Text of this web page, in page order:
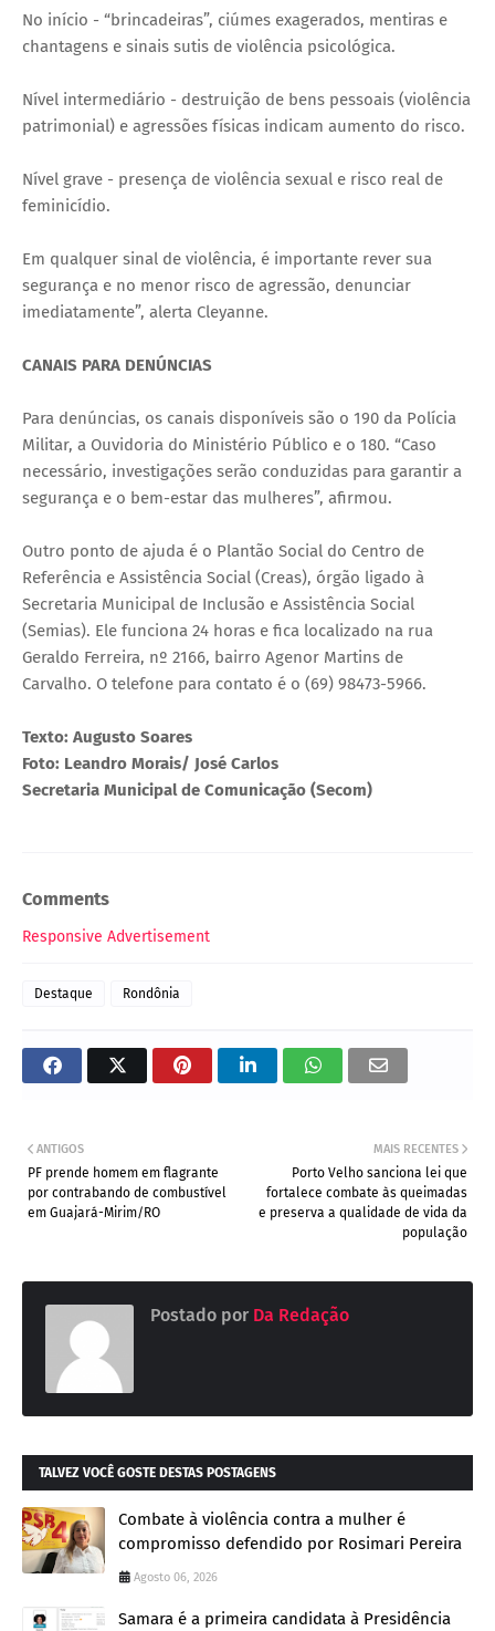
No início - “brincadeiras”, ciúmes exagerados, mentiras e
chantagens e sinais sutis de violência psicológica.
Nível intermediário - destruição de bens pessoais (violência
patrimonial) e agressões físicas indicam aumento do risco.
Nível grave - presença de violência sexual e risco real de
feminicídio.
Em qualquer sinal de violência, é importante rever sua
segurança e no menor risco de agressão, denunciar
imediatamente”, alerta Cleyanne.
CANAIS PARA DENÚNCIAS
Para denúncias, os canais disponíveis são o 190 da Polícia
Militar, a Ouvidoria do Ministério Público e o 180. “Caso
necessário, investigações serão conduzidas para garantir a
segurança e o bem-estar das mulheres”, afirmou.
Outro ponto de ajuda é o Plantão Social do Centro de
Referência e Assistência Social (Creas), órgão ligado à
Secretaria Municipal de Inclusão e Assistência Social
(Semias). Ele funciona 24 horas e fica localizado na rua
Geraldo Ferreira, nº 2166, bairro Agenor Martins de
Carvalho. O telefone para contato é o (69) 98473-5966.
Texto: Augusto Soares
Foto: Leandro Morais/ José Carlos
Secretaria Municipal de Comunicação (Secom)
Comments
Responsive Advertisement
Destaque Rondônia
MAIS RECENTES
Porto Velho sanciona lei que
fortalece combate às queimadas
e preserva a qualidade de vida da
população
ANTIGOS
PF prende homem em flagrante
por contrabando de combustível
em Guajará-Mirim/RO
Postado por Da Redação
TALVEZ VOCÊ GOSTE DESTAS POSTAGENS
Combate à violência contra a mulher é
compromisso defendido por Rosimari Pereira
Agosto 06, 2026
Samara é a primeira candidata à Presidência